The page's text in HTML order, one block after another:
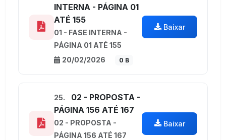
INTERNA - PÁGINA 01
ATÉ 155
01 - FASE INTERNA -
PÁGINA 01 ATÉ 155
20/02/2026
0 B
Baixar
25.
02 - PROPOSTA -
PÁGINA 156 ATÉ 167
02 - PROPOSTA -
PÁGINA 156 ATÉ 167
Baixar